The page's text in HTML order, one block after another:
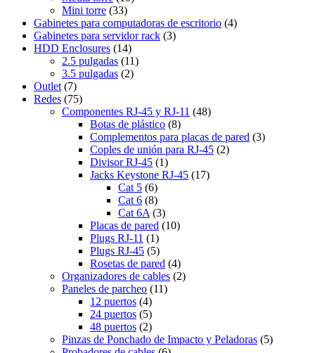
Mini torre (33)
Gabinetes para computadoras de escritorio (4)
Gabinetes para servidor rack (3)
HDD Enclosures (14)
2.5 pulgadas (11)
3.5 pulgadas (2)
Outlet (7)
Redes (75)
Componentes RJ-45 y RJ-11 (48)
Botas de plástico (8)
Complementos para placas de pared (3)
Coples de unión para RJ-45 (2)
Divisor RJ-45 (1)
Jacks Keystone RJ-45 (17)
Cat 5 (6)
Cat 6 (8)
Cat 6A (3)
Placas de pared (10)
Plugs RJ-11 (1)
Plugs RJ-45 (5)
Rosetas de pared (4)
Organizadores de cables (2)
Paneles de parcheo (11)
12 puertos (4)
24 puertos (5)
48 puertos (2)
Pinzas de Ponchado de Impacto y Peladoras (5)